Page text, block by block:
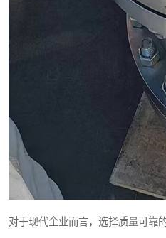
对于现代企业而言，选择质量可靠